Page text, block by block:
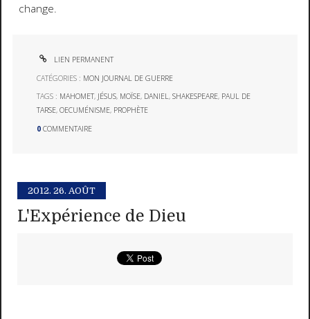
change.
LIEN PERMANENT
CATÉGORIES : MON JOURNAL DE GUERRE
TAGS : MAHOMET, JÉSUS, MOÏSE, DANIEL,SHAKESPEARE, PAUL DE
TARSE,OECUMÉNISME, PROPHÈTE
0 COMMENTAIRE
2012. 26. AOÛT
L'Expérience de Dieu